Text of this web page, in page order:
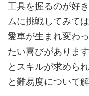
工具を握るのが好
ムに挑戦してみて
愛車が生まれ変わ
たい喜びがありま
とスキルが求めら
と難易度について